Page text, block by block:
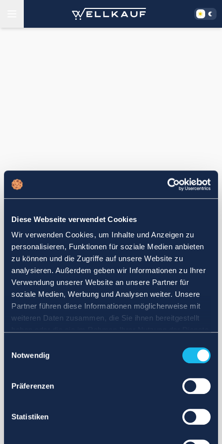
Diese Webseite verwendet Cookies
Wir verwenden Cookies, um Inhalte und Anzeigen zu
personalisieren, Funktionen für soziale Medien anbieten
zu können und die Zugriffe auf unsere Website zu
analysieren. Außerdem geben wir Informationen zu Ihrer
Verwendung unserer Website an unsere Partner für
soziale Medien, Werbung und Analysen weiter. Unsere
Partner führen diese Informationen möglicherweise mit
weiteren Daten zusammen, die Sie ihnen bereitgestellt
Notwendig
Präferenzen
Statistiken